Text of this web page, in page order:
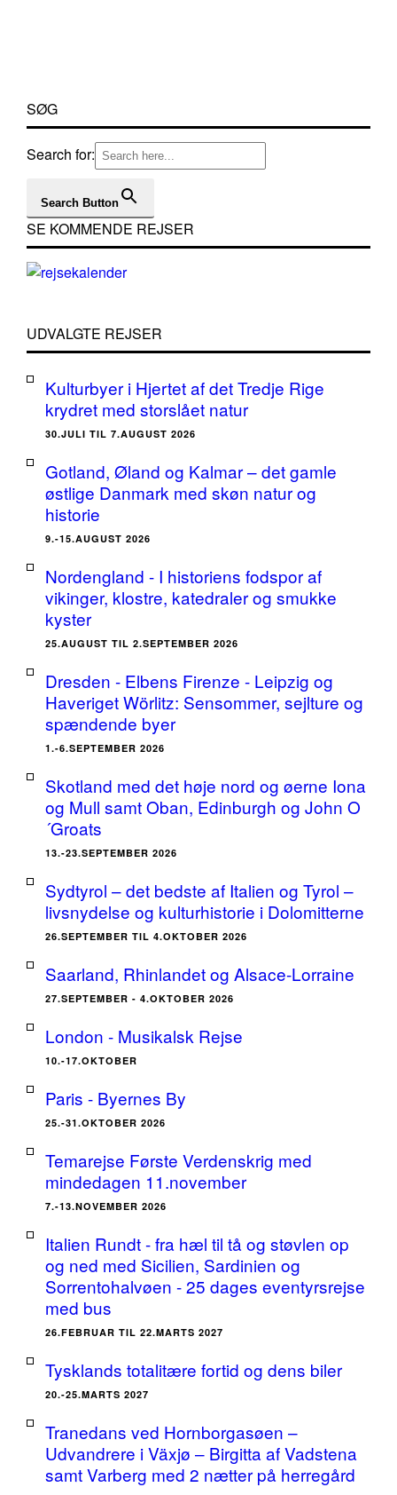
SØG
Search for:
Search Button
SE KOMMENDE REJSER
UDVALGTE REJSER
Kulturbyer i Hjertet af det Tredje Rige
krydret med storslået natur
30.JULI TIL 7.AUGUST 2026
Gotland, Øland og Kalmar – det gamle
østlige Danmark med skøn natur og
historie
9.-15.AUGUST 2026
Nordengland - I historiens fodspor af
vikinger, klostre, katedraler og smukke
kyster
25.AUGUST TIL 2.SEPTEMBER 2026
Dresden - Elbens Firenze - Leipzig og
Haveriget Wörlitz: Sensommer, sejlture og
spændende byer
1.-6.SEPTEMBER 2026
Skotland med det høje nord og øerne Iona
og Mull samt Oban, Edinburgh og John O
´Groats
13.-23.SEPTEMBER 2026
Sydtyrol – det bedste af Italien og Tyrol –
livsnydelse og kulturhistorie i Dolomitterne
26.SEPTEMBER TIL 4.OKTOBER 2026
Saarland, Rhinlandet og Alsace-Lorraine
27.SEPTEMBER - 4.OKTOBER 2026
London - Musikalsk Rejse
10.-17.OKTOBER
Paris - Byernes By
25.-31.OKTOBER 2026
Temarejse Første Verdenskrig med
mindedagen 11.november
7.-13.NOVEMBER 2026
Italien Rundt - fra hæl til tå og støvlen op
og ned med Sicilien, Sardinien og
Sorrentohalvøen - 25 dages eventyrsrejse
med bus
26.FEBRUAR TIL 22.MARTS 2027
Tysklands totalitære fortid og dens biler
20.-25.MARTS 2027
Tranedans ved Hornborgasøen –
Udvandrere i Växjø – Birgitta af Vadstena
samt Varberg med 2 nætter på herregård